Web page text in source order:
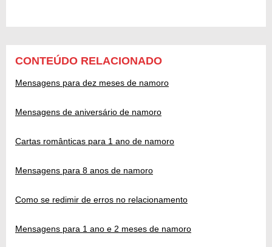
CONTEÚDO RELACIONADO
Mensagens para dez meses de namoro
Mensagens de aniversário de namoro
Cartas românticas para 1 ano de namoro
Mensagens para 8 anos de namoro
Como se redimir de erros no relacionamento
Mensagens para 1 ano e 2 meses de namoro